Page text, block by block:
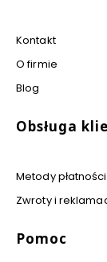
Kontakt
O firmie
Blog
Obsługa
Metody płatności
Zwroty i
Pomoc